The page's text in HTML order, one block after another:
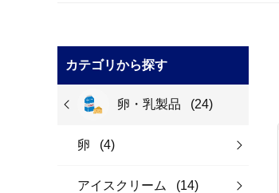
カテゴリから探す
卵・乳製品 (24)
卵 (4)
アイスクリーム (14)